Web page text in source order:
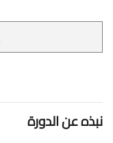
نبذه عن الدورة